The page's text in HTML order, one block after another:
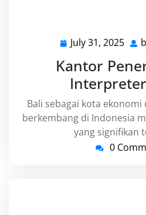
July 31, 2025 July
2025
Kantor
Bali sebagai kota
berkembang di Indonesia
yang signifikan
0